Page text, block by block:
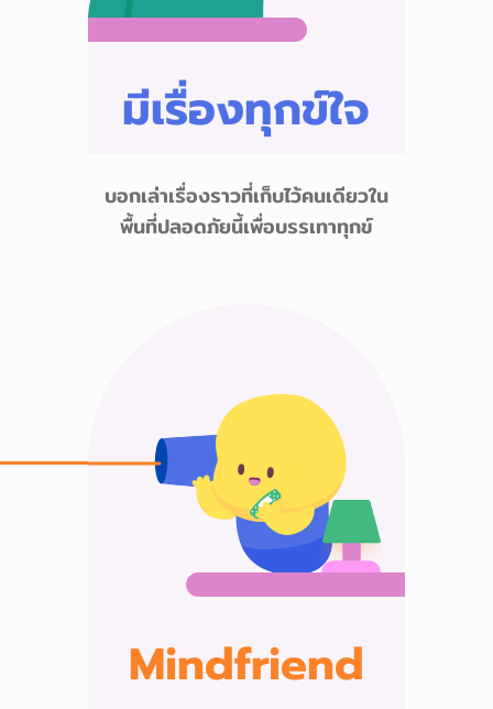
มีเรื่องทุกข์ใจ
บอกเล่าเรื่องราวที่เก็บไว้คนเดียวใน
พื้นที่ปลอดภัยนี้เพื่อบรรเทาทุกข์
Mindfriend